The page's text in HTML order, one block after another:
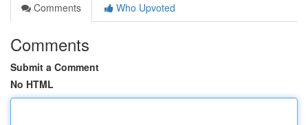
Comments
Who Upvoted
Comments
Submit a Comment
No HTML